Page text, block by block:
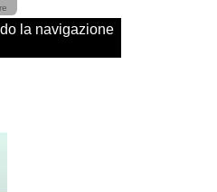
la navigazione